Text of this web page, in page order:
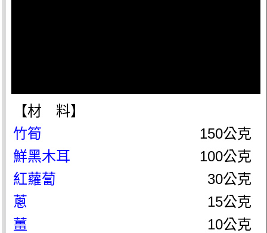
【材 料】
竹筍
150公克
鮮黑木耳
100公克
紅蘿蔔
30公克
蔥
15公克
薑
10公克